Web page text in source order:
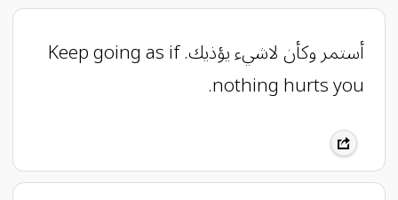
أستمر وكأن لاشيء يؤذيك. Keep going as if
nothing hurts you.